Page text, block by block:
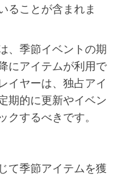
ることが含まれま
、季節イベントの期
にアイテムが利用で
イヤーは、独占アイ
期的に更新やイベン
クするべきです。
て季節アイテムを獲